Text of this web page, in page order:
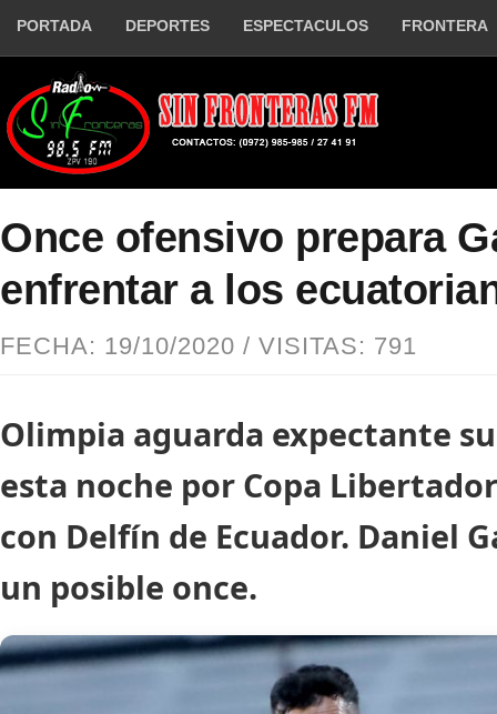
PORTADA DEPORTES ESPECTACULOS FRONTERA
Once ofensivo prepara
enfrentar a los
FECHA: 19/10/2020 / VISITAS: 791
Olimpia aguarda expectante
esta noche por Copa
con Delfín de Ecuador. Daniel
un posible once.